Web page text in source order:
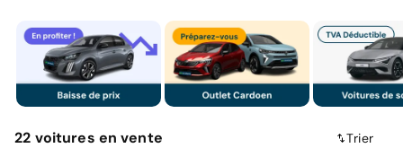
22 voitures en vente Trier